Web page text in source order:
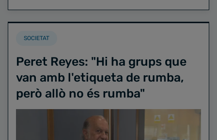
SOCIETAT
Peret Reyes: "Hi ha grups que
van amb l'etiqueta de rumba,
però allò no és rumba"